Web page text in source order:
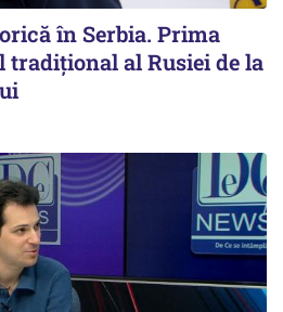
în Serbia. Prima
tradițional al Rusiei de la